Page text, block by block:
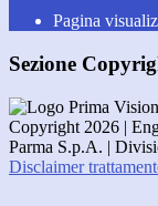
Pagina
Sezione
Copyright 2026 |
Parma S.p.A. |
Disclaimer